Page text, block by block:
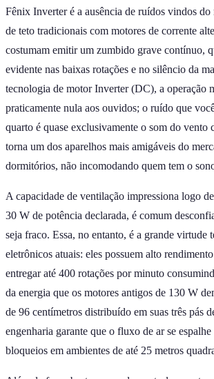
Fênix Inverter é a ausência de ruídos vindos
de teto tradicionais com motores de corrente
costumam emitir um zumbido grave contínuo,
evidente nas baixas rotações e no silêncio da
tecnologia de motor Inverter (DC), a operação
praticamente nula aos ouvidos; o ruído que
quarto é quase exclusivamente o som do vento
torna um dos aparelhos mais amigáveis do
dormitórios, não incomodando quem tem o
A capacidade de ventilação impressiona logo
30 W de potência declarada, é comum
seja fraco. Essa, no entanto, é a grande virtude
eletrônicos atuais: eles possuem alto
entregar até 400 rotações por minuto
da energia que os motores antigos de 130 W
de 96 centímetros distribuído em suas três pás
engenharia garante que o fluxo de ar se
bloqueios em ambientes de até 25 metros